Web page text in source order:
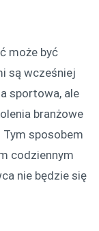
może być
są wcześniej
sportowa, ale
branżowe
Tym sposobem
codziennym
nie będzie się